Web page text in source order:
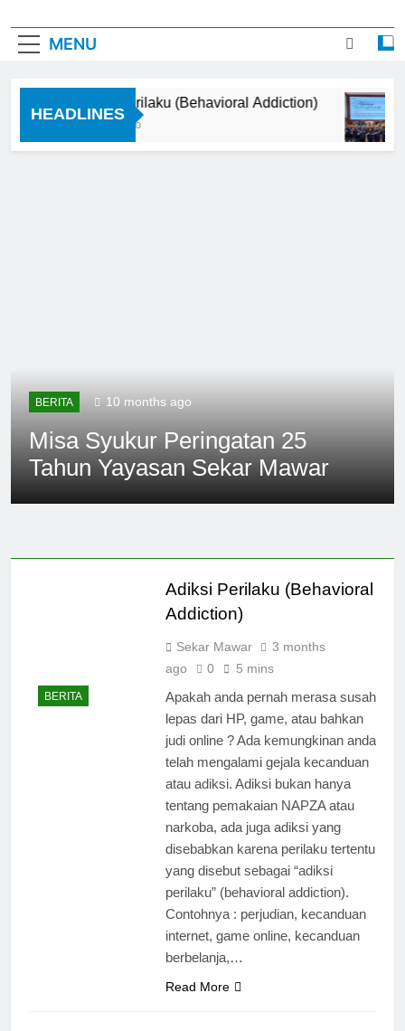
MENU
HEADLINES
Adiksi Perilaku (Behavioral Addiction)
BERITA 10 months ago
Misa Syukur Peringatan 25
Tahun Yayasan Sekar Mawar
Adiksi Narkoba, Apa yang harus Dilakukan ?
PROGRAM REHABILITASI NARKOBA
BERITA
Tiga Belas Tahun Yayasan Sekar Mawar
ARTIKEL
Cara Mengatasi Kecanduan Narkoba (1)
BERITA
Adiksi Perilaku (Behavioral
Addiction)
Sekar Mawar
3 months
ago
0 5 mins
Apakah anda pernah merasa susah
lepas dari HP, game, atau bahkan
judi online ? Ada kemungkinan anda
telah mengalami gejala kecanduan
atau adiksi. Adiksi bukan hanya
tentang pemakaian NAPZA atau
narkoba, ada juga adiksi yang
disebabkan karena perilaku tertentu
yang disebut sebagai “adiksi
perilaku” (behavioral addiction).
Contohnya : perjudian, kecanduan
internet, game online, kecanduan
berbelanja,…
Read More